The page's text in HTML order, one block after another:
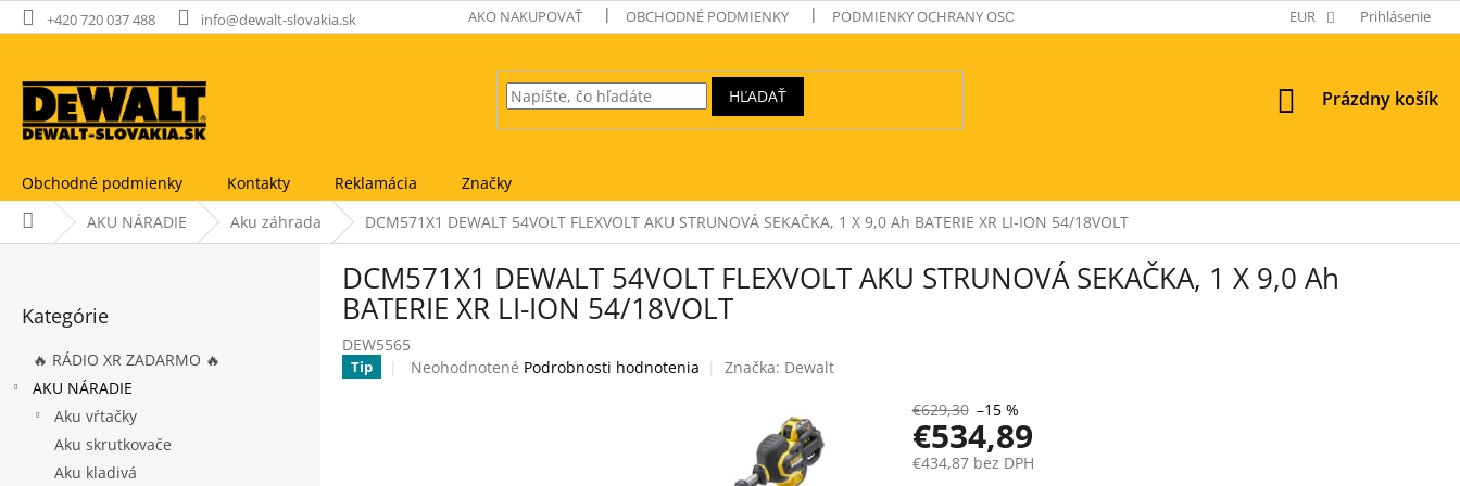
Prejsť
na
+420 720 037 488 info@dewalt-slovakia.sk AKO NAKUPOVAŤ OBCHODNÉ PODMIENKY PODMIENKY OCHRANY OSOBNÝCH ÚDAJOV EUR Prihlásenie
HĽADAŤ
NÁKUPNÝ
Prázdny košík
Obchodné podmienky Kontakty Reklamácia
Značky
DomovAKU NÁRADIE Aku záhrada DCM571X1 DEWALT 54VOLT FLEXVOLT AKU STRUNOVÁ SEKAČKA, 1 X 9,0 Ah BATERIE XR LI-ION 54/18VOLT
kategórie
Kategórie
🔥 RÁDIO XR ZADARMO 🔥
AKU NÁRADIE
Aku vŕtačky
Aku skrutkovače
Aku kladivá
DCM571X1 DEWALT 54VOLT FLEXVOLT AKU STRUNOVÁ SEKAČKA, 1 X 9,0 Ah
BATERIE XR LI-ION 54/18VOLT
DEW5565
Tip
Priemerné
Neohodnotené Podrobnosti hodnotenia Značka: Dewalt
€629,30 –15 %
€534,89
€434,87 bez DPH